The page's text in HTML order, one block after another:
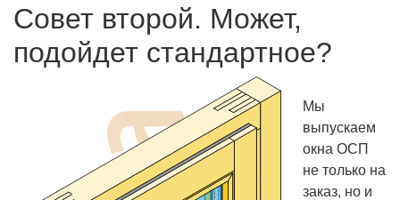
Совет второй. Может,
подойдет стандартное?
Мы
выпускаем
окна ОСП
не только на
заказ, но и